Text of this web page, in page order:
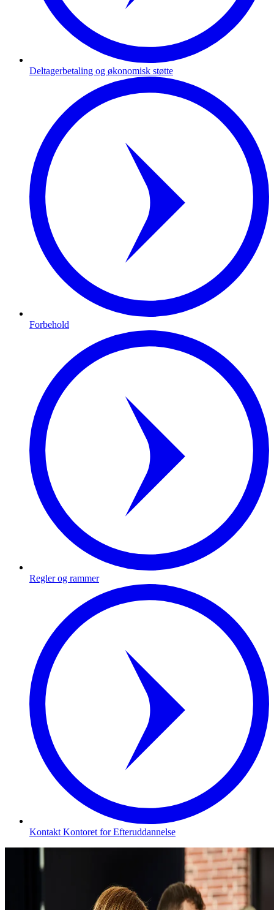
Deltagerbetaling og økonomisk støtte
Forbehold
Regler og rammer
Kontakt Kontoret for Efteruddannelse